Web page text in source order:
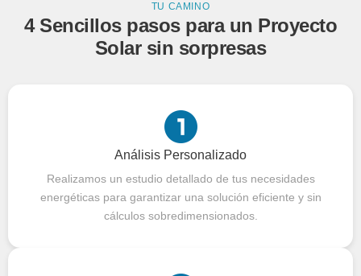
TU CAMINO
4 Sencillos pasos para un Proyecto
Solar sin sorpresas
Análisis Personalizado
Realizamos un estudio detallado de tus necesidades
energéticas para garantizar una solución eficiente y sin
cálculos sobredimensionados.